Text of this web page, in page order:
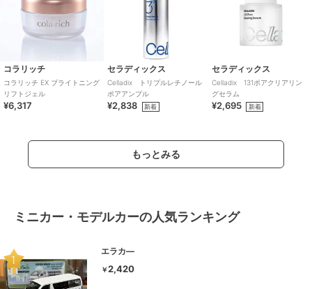
コラリッチ
コラリッチ EX ブライトニング
リフトジェル
¥6,317
セラディックス
Celladix トリプルレチノール
ポアアンプル
¥2,838 新着
セラディックス
Celladix 131ポアクリアリン
グセラム
¥2,695 新着
もっとみる
ミニカー・モデルカーの人気ランキング
エラカ―
￥2,420